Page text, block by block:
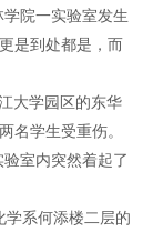
院一实验室发生
是到处都是，而
大学园区的东华
名学生受重伤。
室内突然着起了
系何添楼二层的